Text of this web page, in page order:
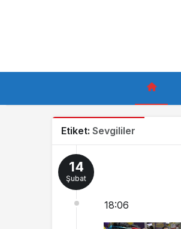
Etiket: Sevgililer
14
Şubat
18:06